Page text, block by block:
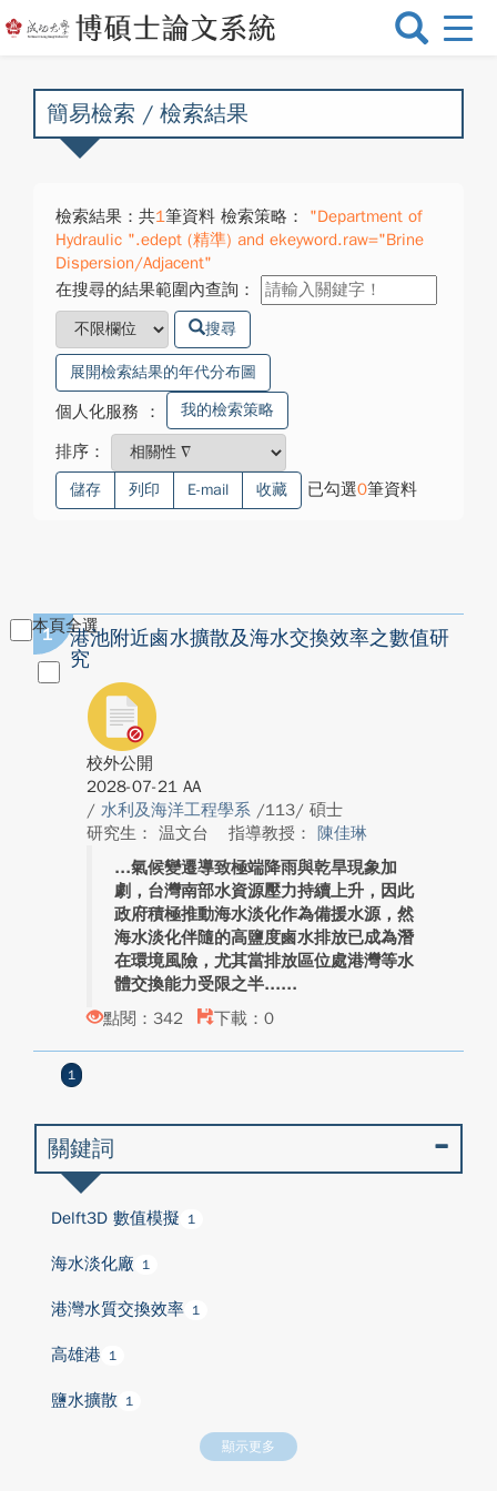
選
換
簡易檢索 / 檢索結果
檢索結果：共1筆資料 檢索策略：
"Department of
Hydraulic ".edept (精準) and ekeyword.raw="Brine
Dispersion/Adjacent"
在搜尋的結果範圍內查詢：
搜尋
展開檢索結果的年代分布圖
個人化服務 ： 我的檢索策略
排序：
儲存 列印 E-mail 收藏 已勾選0筆資料
本頁全選
1
港池附近鹵水擴散及海水交換效率之數值研
究
校外公開
2028-07-21 AA
/ 水利及海洋工程學系 /113/ 碩士
研究生： 温文台
指導教授： 陳佳琳
氣候變遷導致極端降雨與乾旱現象加
劇，台灣南部水資源壓力持續上升，因此
政府積極推動海水淡化作為備援水源，然
海水淡化伴隨的高鹽度鹵水排放已成為潛
在環境風險，尤其當排放區位處港灣等水
體交換能力受限之半...
點閱：342
下載：0
1
關鍵詞
Delft3D 數值模擬 1
海水淡化廠 1
港灣水質交換效率 1
高雄港 1
鹽水擴散 1
顯示更多